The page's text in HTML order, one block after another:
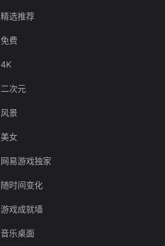
精选推荐
免费
4K
二次元
风景
美女
网易游戏独家
随时间变化
游戏成就墙
音乐桌面